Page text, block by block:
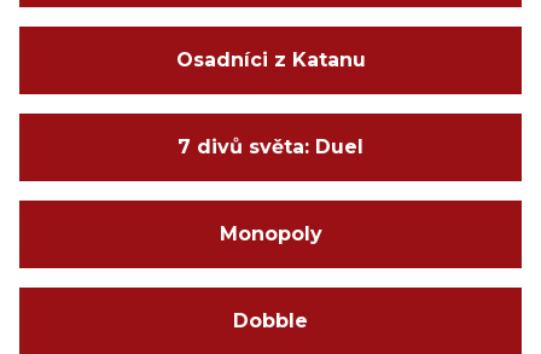
Osadníci z Katanu
7 divů světa: Duel
Monopoly
Dobble